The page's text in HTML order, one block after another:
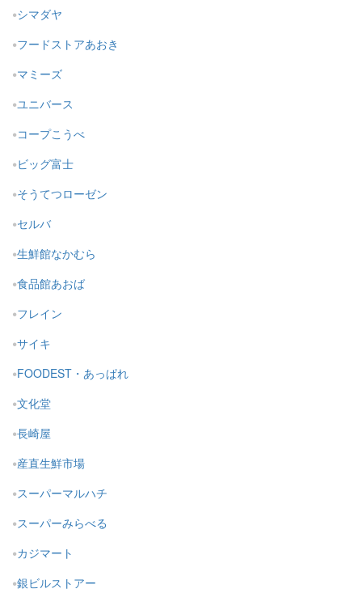
シマダヤ
フードストアあおき
マミーズ
ユニバース
コープこうべ
ビッグ富士
そうてつローゼン
セルバ
生鮮館なかむら
食品館あおば
フレイン
サイキ
FOODEST・あっぱれ
文化堂
長崎屋
産直生鮮市場
スーパーマルハチ
スーパーみらべる
カジマート
銀ビルストアー